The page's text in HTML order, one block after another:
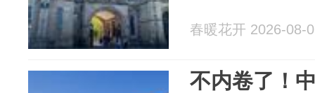
春暖花开 2026-08-
不内卷了！